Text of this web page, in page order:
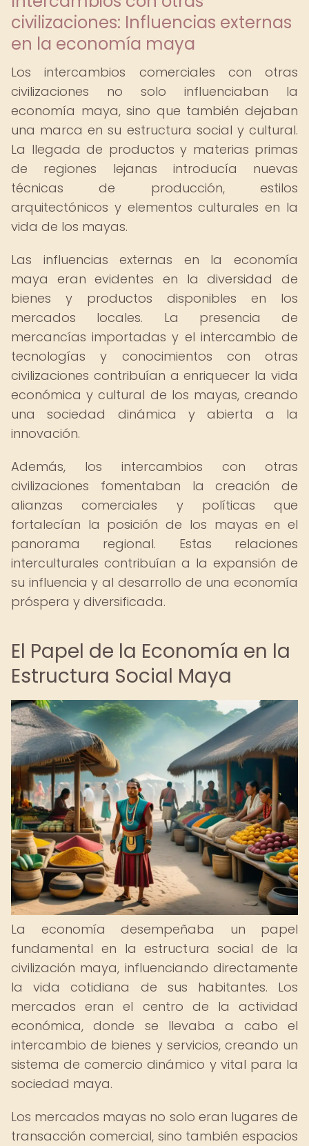
civilizaciones: Influencias externas
en la economía maya
Los intercambios comerciales con otras
civilizaciones no solo influenciaban la
economía maya, sino que también dejaban
una marca en su estructura social y cultural.
La llegada de productos y materias primas
de regiones lejanas introducía nuevas
técnicas de producción, estilos
arquitectónicos y elementos culturales en la
vida de los mayas.
Las influencias externas en la economía
maya eran evidentes en la diversidad de
bienes y productos disponibles en los
mercados locales. La presencia de
mercancías importadas y el intercambio de
tecnologías y conocimientos con otras
civilizaciones contribuían a enriquecer la vida
económica y cultural de los mayas, creando
una sociedad dinámica y abierta a la
innovación.
Además, los intercambios con otras
civilizaciones fomentaban la creación de
alianzas comerciales y políticas que
fortalecían la posición de los mayas en el
panorama regional. Estas relaciones
interculturales contribuían a la expansión de
su influencia y al desarrollo de una economía
próspera y diversificada.
El Papel de la Economía en la
Estructura Social Maya
La economía desempeñaba un papel
fundamental en la estructura social de la
civilización maya, influenciando directamente
la vida cotidiana de sus habitantes. Los
mercados eran el centro de la actividad
económica, donde se llevaba a cabo el
intercambio de bienes y servicios, creando un
sistema de comercio dinámico y vital para la
sociedad maya.
Los mercados mayas no solo eran lugares de
transacción comercial, sino también espacios